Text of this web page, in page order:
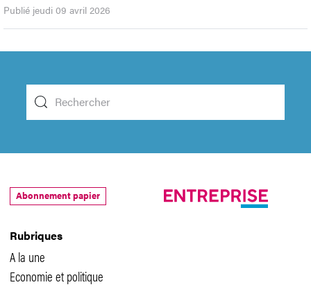
Publié jeudi 09 avril 2026
Rubriques
A la une
Economie et politique
Abonnement papier